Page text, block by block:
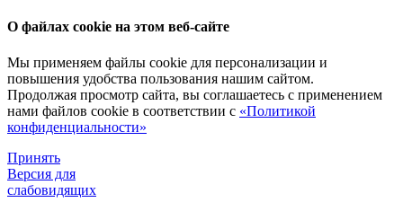
О файлах cookie на этом веб-сайте
Мы применяем файлы cookie для персонализации и
повышения удобства пользования нашим сайтом.
Продолжая просмотр сайта, вы соглашаетесь с применением
нами файлов cookie в соответствии с «Политикой
конфиденциальности»
Принять
Версия для
слабовидящих